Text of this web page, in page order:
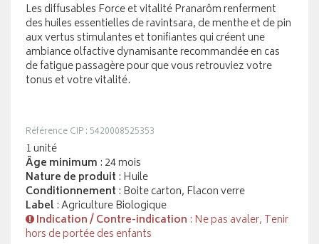
Les diffusables Force et vitalité Pranarôm renferment
des huiles essentielles de ravintsara, de menthe et de pin
aux vertus stimulantes et tonifiantes qui créent une
ambiance olfactive dynamisante recommandée en cas
de fatigue passagère pour que vous retrouviez votre
tonus et votre vitalité.
Référence CIP : 5420008525353
1 unité
Âge minimum : 24 mois
Nature de produit : Huile
Conditionnement : Boite carton, Flacon verre
Label: Agriculture Biologique
Indication / Contre-indication : Ne pas avaler, Tenir
hors de portée des enfants